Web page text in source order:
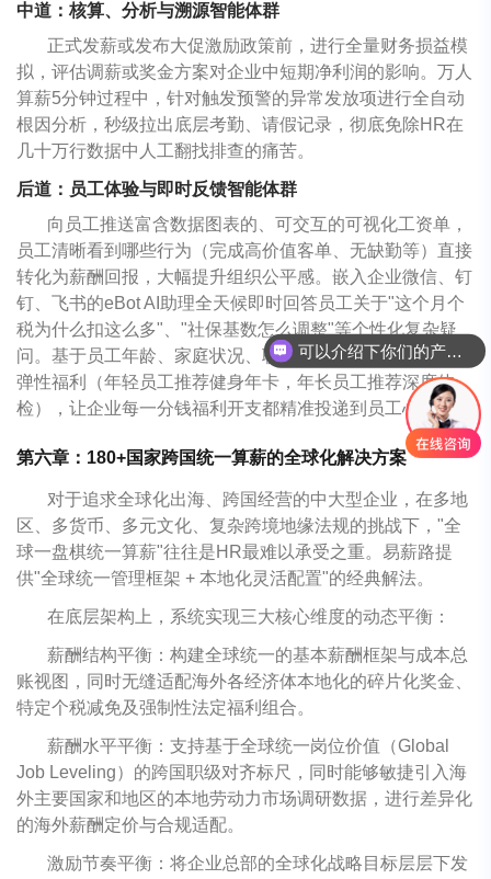
中道：核算、分析与溯源智能体群
正式发薪或发布大促激励政策前，进行全量财务损益模
拟，评估调薪或奖金方案对企业中短期净利润的影响。万人
算薪5分钟过程中，针对触发预警的异常发放项进行全自动
根因分析，秒级拉出底层考勤、请假记录，彻底免除HR在
几十万行数据中人工翻找排查的痛苦。
后道：员工体验与即时反馈智能体群
向员工推送富含数据图表的、可交互的可视化工资单，
员工清晰看到哪些行为（完成高价值客单、无缺勤等）直接
转化为薪酬回报，大幅提升组织公平感。嵌入企业微信、钉
钉、飞书的eBot AI助理全天候即时回答员工关于"这个月个
税为什么扣这么多"、"社保基数怎么调整"等个性化复杂疑
问。基于员工年龄、家庭状况、职场画像，精准推荐个性化
弹性福利（年轻员工推荐健身年卡，年长员工推荐深度体
检），让企业每一分钱福利开支都精准投递到员工心坎里。
第六章：180+国家跨国统一算薪的全球化解决方案
对于追求全球化出海、跨国经营的中大型企业，在多地
区、多货币、多元文化、复杂跨境地缘法规的挑战下，"全
球一盘棋统一算薪"往往是HR最难以承受之重。易薪路提
供"全球统一管理框架 + 本地化灵活配置"的经典解法。
在底层架构上，系统实现三大核心维度的动态平衡：
薪酬结构平衡：构建全球统一的基本薪酬框架与成本总
账视图，同时无缝适配海外各经济体本地化的碎片化奖金、
特定个税减免及强制性法定福利组合。
薪酬水平平衡：支持基于全球统一岗位价值（Global
Job Leveling）的跨国职级对齐标尺，同时能够敏捷引入海
外主要国家和地区的本地劳动力市场调研数据，进行差异化
的海外薪酬定价与合规适配。
激励节奏平衡：将企业总部的全球化战略目标层层下发
可以介绍下你们的产品么
你们是怎么收费的呢